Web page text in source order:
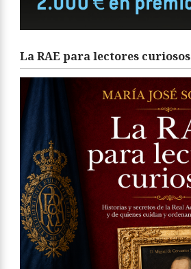
La RAE para lectores curiosos